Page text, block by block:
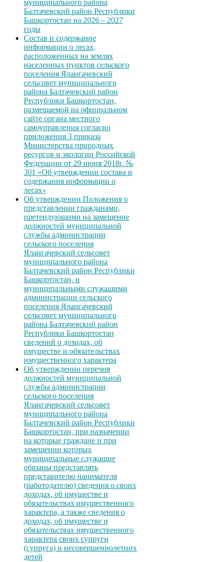
муниципального района
Балтачевский район Республики
Башкортостан на 2026 – 2027
годы
Состав и содержание
информации о лесах,
расположенных на землях
населенных пунктов сельского
поселения Ялангачевский
сельсовет муниципального
района Балтачевский район
Республики Башкортостан,
размещаемой на официальном
сайте органа местного
самоуправления согласно
приложения 3 приказа
Министерства природных
ресурсов и экологии Российской
Федерации от 29 июня 2018г. №
301 «Об утверждении состава и
содержания информации о
лесах»
Об утверждении Положения о
представлении гражданами,
претендующими на замещение
должностей муниципальной
службы администрации
сельского поселения
Ялангачевский сельсовет
муниципального района
Балтачевский район Республики
Башкортостан, и
муниципальными служащими
администрации сельского
поселения Ялангачевский
сельсовет муниципального
района Балтачевский район
Республики Башкортостан
сведений о доходах, об
имуществе и обязательствах
имущественного характера
Об утверждении перечня
должностей муниципальной
службы администрации
сельского поселения
Ялангачевский сельсовет
муниципального района
Балтачевский район Республики
Башкортостан, при назначении
на которые граждане и при
замещении которых
муниципальные служащие
обязаны представлять
представителю нанимателя
(работодателю) сведения о своих
доходах, об имуществе и
обязательствах имущественного
характера, а также сведения о
доходах, об имуществе и
обязательствах имущественного
характера своих супруги
(супруга) и несовершеннолетних
детей